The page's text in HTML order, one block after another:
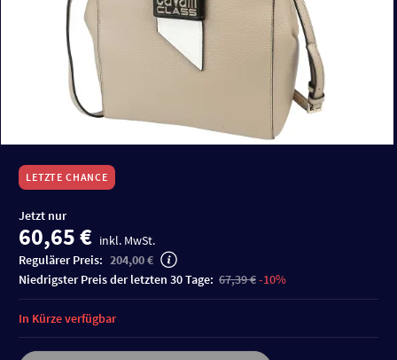
LETZTE CHANCE
Jetzt nur
60,65 € inkl. MwSt.
Regulärer Preis: 204,00 €
niedrigster Preis der letzten 30 Tage: 67,39 €-10%
In Kürze verfügbar